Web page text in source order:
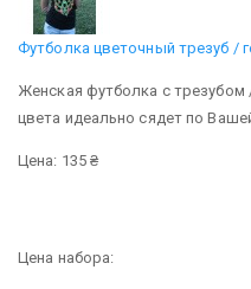
Футболка цветочный трезуб /
Женская футболка с трезубом
цвета идеально сядет по
Цена: 135 ₴
Цена набора: